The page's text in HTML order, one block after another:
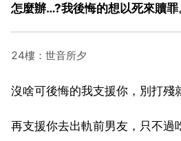
怎麼辦…?我後悔的想以死來贖罪
24樓：世音所夕
沒啥可後悔的我支援你，別打殘
再支援你去出軌前男友，只不過